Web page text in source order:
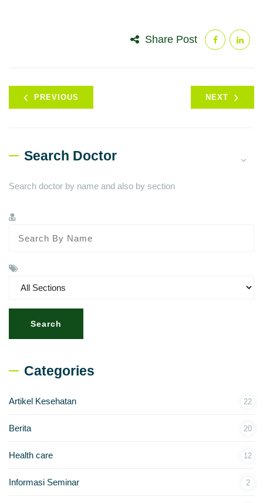
Share Post
PREVIOUS NEXT
Search Doctor
Search doctor by name and also by section
Search
Categories
Artikel Kesehatan 22
Berita 20
Health care 12
Informasi Seminar 2